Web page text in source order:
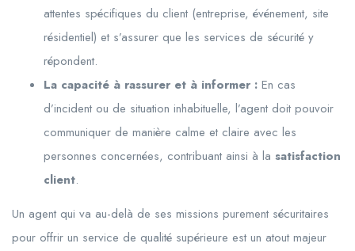
attentes spécifiques du client (entreprise, événement, site
résidentiel) et s’assurer que les services de sécurité y
répondent.
La capacité à rassurer et à informer : En cas
d’incident ou de situation inhabituelle, l’agent doit pouvoir
communiquer de manière calme et claire avec les
personnes concernées, contribuant ainsi à la satisfaction
client.
Un agent qui va au-delà de ses missions purement sécuritaires
pour offrir un service de qualité supérieure est un atout majeur